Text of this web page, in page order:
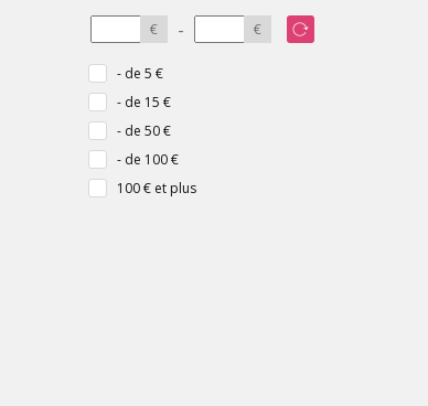
€ - €
- de 5 €
- de 15 €
- de 50 €
- de 100 €
100 € et plus